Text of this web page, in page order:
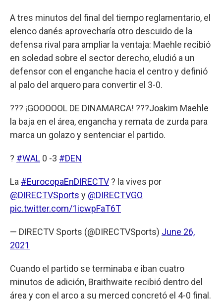
A tres minutos del final del tiempo reglamentario, el
elenco danés aprovecharía otro descuido de la
defensa rival para ampliar la ventaja: Maehle recibió
en soledad sobre el sector derecho, eludió a un
defensor con el enganche hacia el centro y definió
al palo del arquero para convertir el 3-0.
??? ¡GOOOOOL DE DINAMARCA! ???Joakim Maehle
la baja en el área, engancha y remata de zurda para
marca un golazo y sentenciar el partido.
? #WAL 0 -3 #DEN
La #EurocopaEnDIRECTV ? la vives por
@DIRECTVSports y @DIRECTVGO
pic.twitter.com/1icwpFaT6T
— DIRECTV Sports (@DIRECTVSports) June 26,
2021
Cuando el partido se terminaba e iban cuatro
minutos de adición, Braithwaite recibió dentro del
área y con el arco a su merced concretó el 4-0 final.